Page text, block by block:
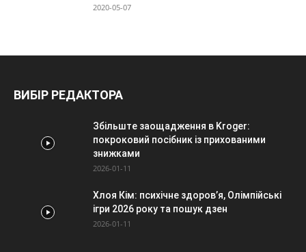
2020-05-07
ВИБІР РЕДАКТОРА
Збільште заощадження в Kroger:
покроковий посібник із прихованими
знижками
2026-01-11
Хлоя Кім: психічне здоров’я, Олімпійські
ігри 2026 року та пошук дзен
2026-01-11